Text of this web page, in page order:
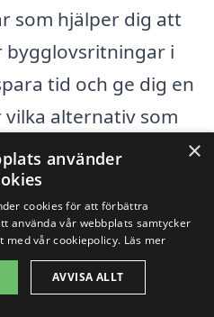
som hjälper dig att
bygglovsritningar i
tid och ge dig en
alternativ som
få flera offerter ger
att jämföra priser,
tjänsternas
från tidigare
när du letar
×
använder
cookies för att förbättra
använda vår webbplats samtycker
med vår cookiepolicy. Läs mer
AVVISA ALLT